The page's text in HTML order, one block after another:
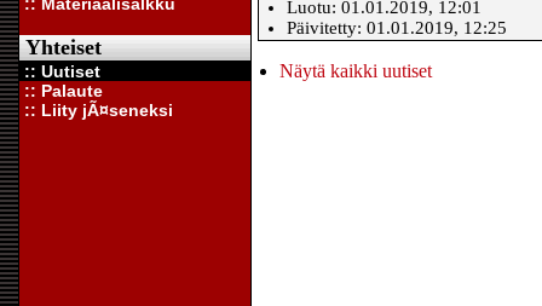
Yhteiset
:: Uutiset
:: Palaute
:: Liity jÃ¤seneksi
Luotu: 01.01.2019, 12:01
Päivitetty: 01.01.2019, 12:25
Näytä kaikki uutiset